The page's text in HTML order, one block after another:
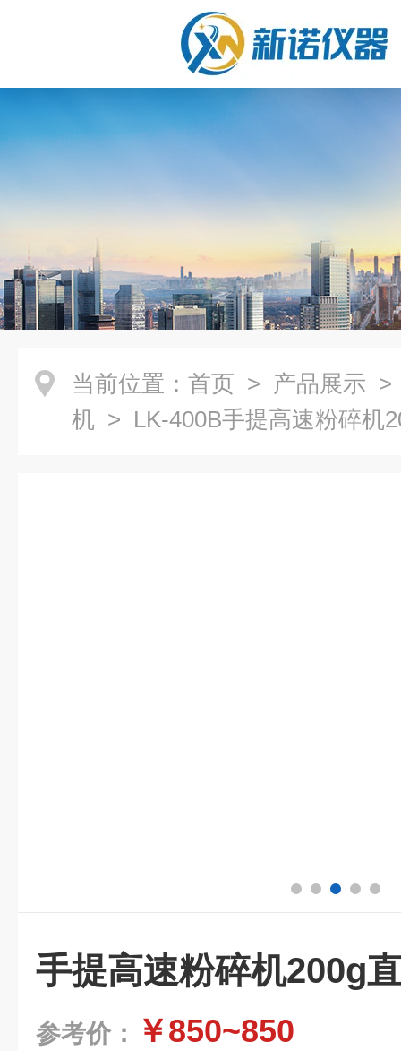
当前位置： 首页 > 产品展示
机 > LK-400B手提高速粉碎机
手提高速粉碎机200g
参考价： ￥850~850